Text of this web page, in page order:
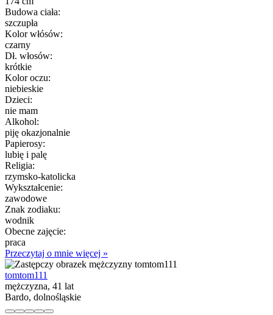
Budowa ciała:
szczupła
Kolor włósów:
czarny
Dł. włosów:
krótkie
Kolor oczu:
niebieskie
Dzieci:
nie mam
Alkohol:
piję okazjonalnie
Papierosy:
lubię i palę
Religia:
rzymsko-katolicka
Wykształcenie:
zawodowe
Znak zodiaku:
wodnik
Obecne zajęcie:
praca
Przeczytaj o mnie więcej »
tomtom111
mężczyzna, 41 lat
Bardo, dolnośląskie